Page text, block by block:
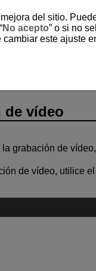
de vídeo
grabación de
de vídeo, utilice
del sitio.
No acepto” o si no
este ajuste